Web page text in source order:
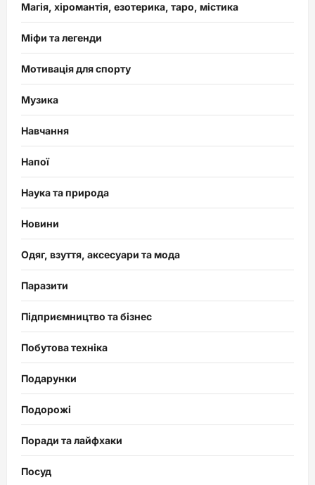
Магія, хіромантія, езотерика, таро, містика
Міфи та легенди
Мотивація для спорту
Музика
Навчання
Напої
Наука та природа
Новини
Одяг, взуття, аксесуари та мода
Паразити
Підприємництво та бізнес
Побутова техніка
Подарунки
Подорожі
Поради та лайфхаки
Посуд